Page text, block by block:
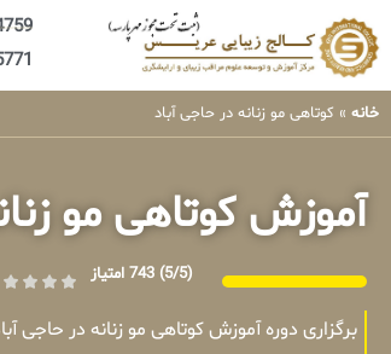
خانه » کوتاهی مو زنانه در حاجی آباد
آموزش کوتاهی مو
(5/5) 743 امتیاز
برگزاری دوره آموزش کوتاهی مو زنانه در